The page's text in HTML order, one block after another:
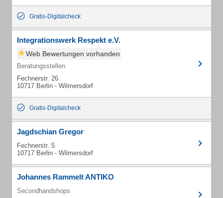
Gratis-Digitalcheck
Integrationswerk Respekt e.V.
Web Bewertungen vorhanden
Beratungsstellen
Fechnerstr. 26
10717 Berlin - Wilmersdorf
Gratis-Digitalcheck
Jagdschian Gregor
Fechnerstr. 5
10717 Berlin - Wilmersdorf
Johannes Rammelt ANTIKO
Secondhandshops